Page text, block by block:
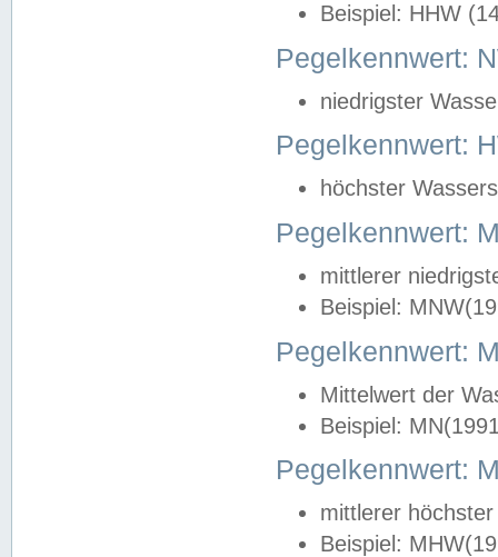
Beispiel: HHW
Pegelkennwert:
niedrigster
Pegelkennwert:
höchster
Pegelkennwert:
mittlerer
Beispiel:
Pegelkennwert:
Mittelwert der
Beispiel:
Pegelkennwert:
mittlerer
Beispiel: